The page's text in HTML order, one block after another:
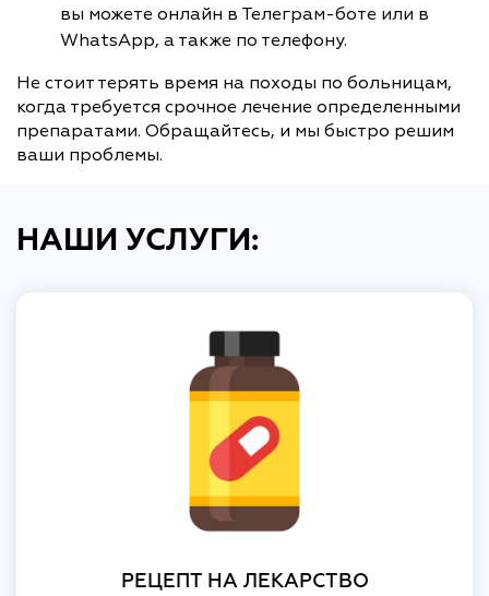
вы можете онлайн в Телеграм-боте или в
WhatsApp, а также по телефону.
Не стоит терять время на походы по больницам,
когда требуется срочное лечение определенными
препаратами. Обращайтесь, и мы быстро решим
ваши проблемы.
НАШИ УСЛУГИ:
РЕЦЕПТ НА ЛЕКАРСТВО